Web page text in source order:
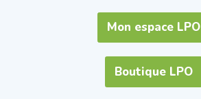
Mon espace LPO
Boutique LPO